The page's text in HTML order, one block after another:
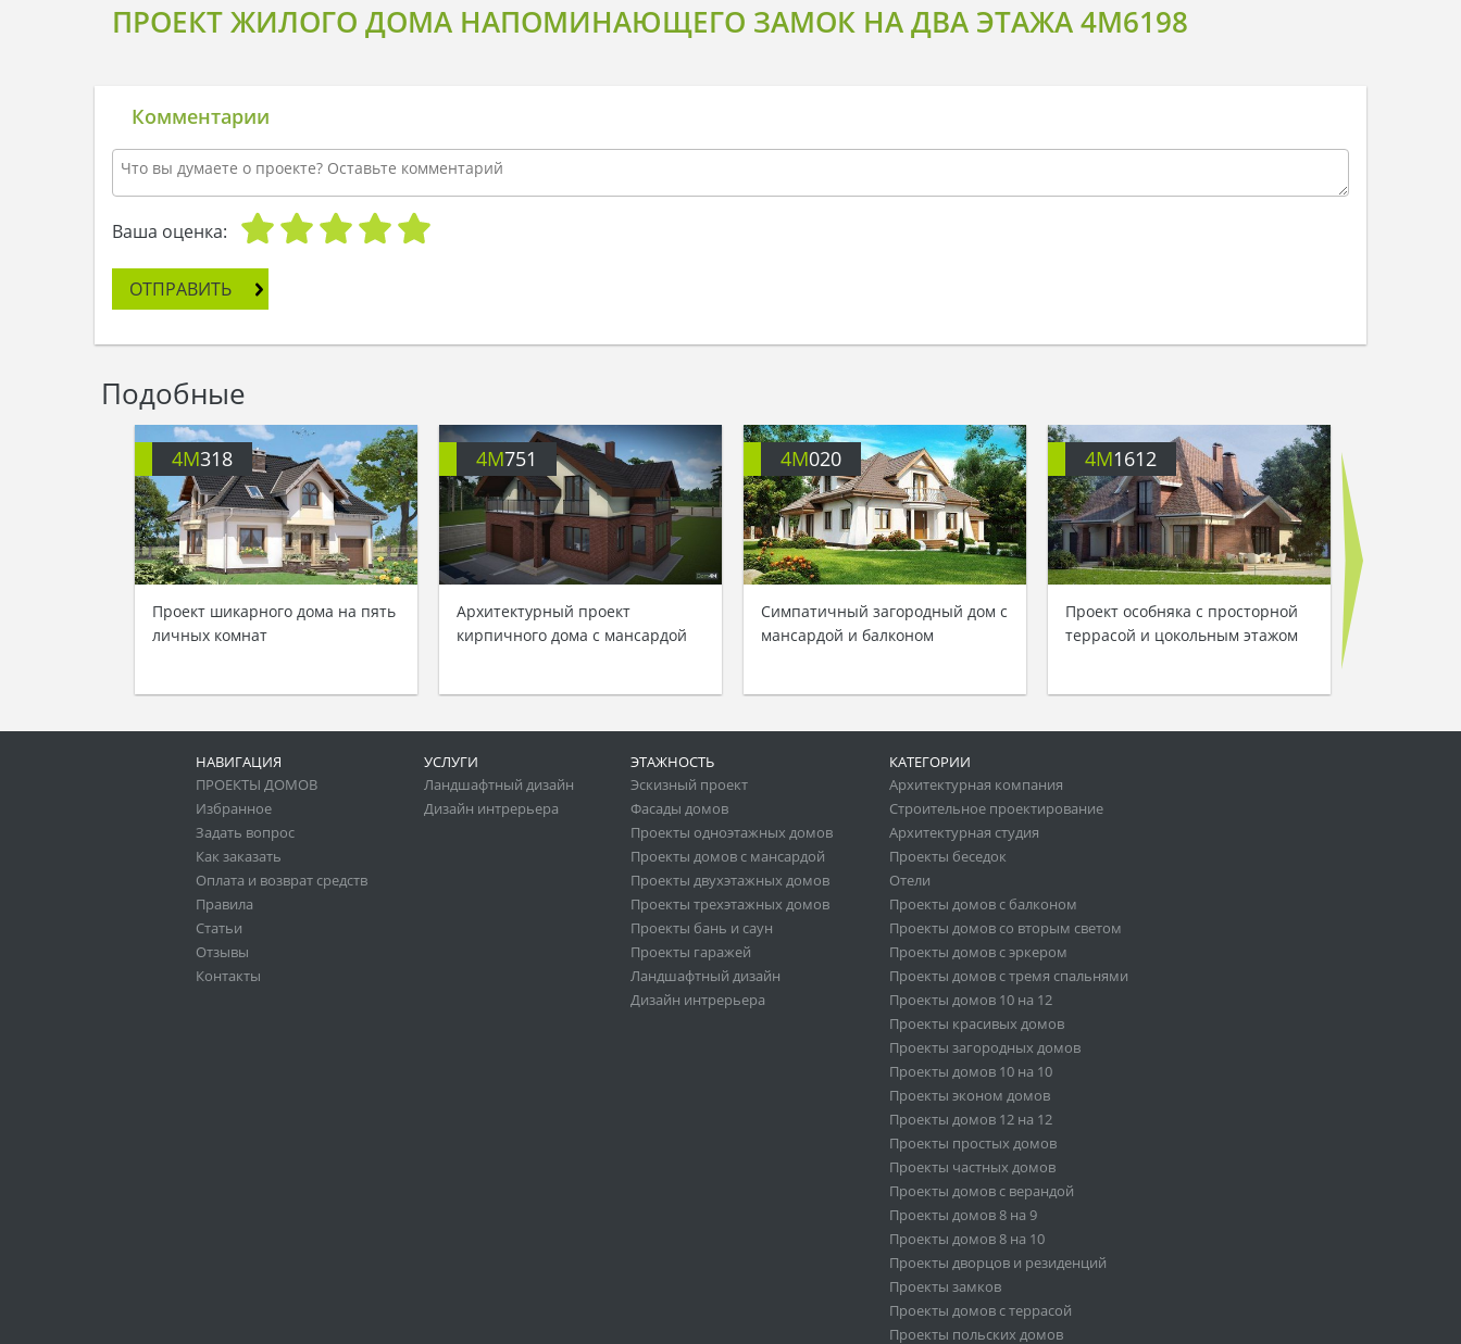
ПРОЕКТ ЖИЛОГО ДОМА НАПОМИНАЮЩЕГО ЗАМОК НА ДВА ЭТАЖА 4M6198
Комментарии
Ваша оценка:
ОТПРАВИТЬ
Подобные
4M318
Проект шикарного дома на пять
личных комнат
4M751
Архитектурный проект
кирпичного дома с мансардой
4M020
Симпатичный загородный дом с
мансардой и балконом
4M1612
Проект особняка с просторной
террасой и цокольным этажом
НАВИГАЦИЯ
ПРОЕКТЫ ДОМОВ
Избранное
Задать вопрос
Как заказать
Оплата и возврат средств
Правила
Статьи
Отзывы
Контакты
УСЛУГИ
Ландшафтный дизайн
Дизайн интрерьера
ЭТАЖНОСТЬ
Эскизный проект
Фасады домов
Проекты одноэтажных домов
Проекты домов с мансардой
Проекты двухэтажных домов
Проекты трехэтажных домов
Проекты бань и саун
Проекты гаражей
Ландшафтный дизайн
Дизайн интрерьера
КАТЕГОРИИ
Архитектурная компания
Строительное проектирование
Архитектурная студия
Проекты беседок
Отели
Проекты домов с балконом
Проекты домов со вторым светом
Проекты домов с эркером
Проекты домов с тремя спальнями
Проекты домов 10 на 12
Проекты красивых домов
Проекты загородных домов
Проекты домов 10 на 10
Проекты эконом домов
Проекты домов 12 на 12
Проекты простых домов
Проекты частных домов
Проекты домов с верандой
Проекты домов 8 на 9
Проекты домов 8 на 10
Проекты дворцов и резиденций
Проекты замков
Проекты домов с террасой
Проекты польских домов